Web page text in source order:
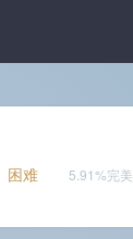
困难 5.91%完美